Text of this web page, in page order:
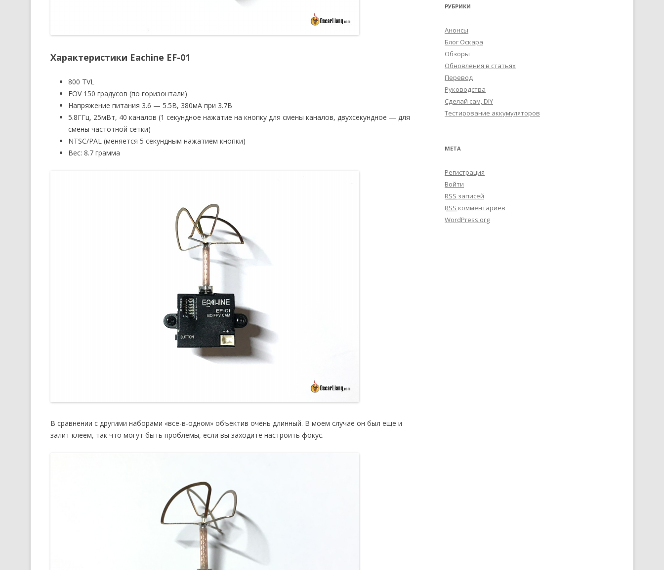
Характеристики Eachine EF-01
800 TVL
FOV 150 градусов (по горизонтали)
Напряжение питания 3.6 — 5.5В, 380мА при 3.7В
5.8ГГц, 25мВт, 40 каналов (1 секундное нажатие на кнопку для смены каналов, двухсекундное — для
смены частотной сетки)
NTSC/PAL (меняется 5 секундным нажатием кнопки)
Вес: 8.7 грамма
В сравнении с другими наборами «все-в-одном» объектив очень длинный. В моем случае он был еще и
залит клеем, так что могут быть проблемы, если вы заходите настроить фокус.
РУБРИКИ
Анонсы
Блог Оскара
Обзоры
Обновления в статьях
Перевод
Руководства
Сделай сам, DIY
Тестирование аккумуляторов
МЕТА
Регистрация
Войти
RSS записей
RSS комментариев
WordPress.org